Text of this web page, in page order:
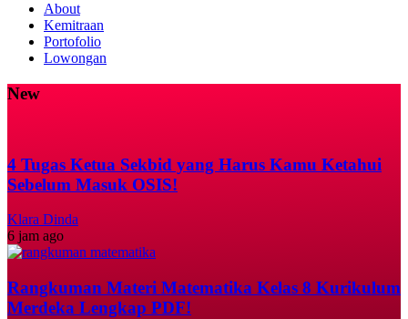
About
Kemitraan
Portofolio
Lowongan
New
4 Tugas Ketua Sekbid yang Harus Kamu Ketahui
Sebelum Masuk OSIS!
Klara Dinda
6 jam ago
Rangkuman Materi Matematika Kelas 8 Kurikulum
Merdeka Lengkap PDF!